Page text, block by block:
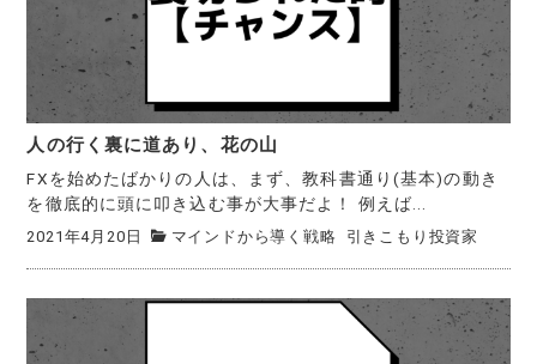
人の行く裏に道あり、花の山
FXを始めたばかりの人は、まず、教科書通り(基本)の動き
を徹底的に頭に叩き込む事が大事だよ！ 例えば...
2021年4月20日 マインドから導く戦略 引きこもり投資家